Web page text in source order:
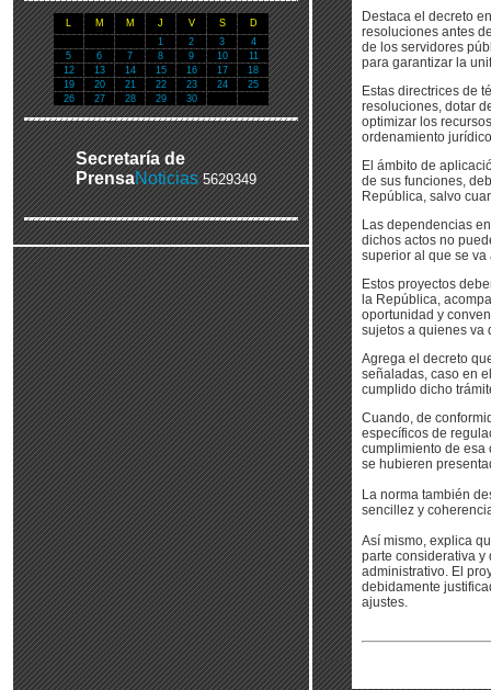
L M M J V S
D
1
2 3
4
5
6 7 8 9 10
11
12
13 14 15 16 17
18
19
20 21 22 23 24
25
26
27 28 29 30
Secretaría de
PrensaNoticias 5629349
Destaca el decreto
resoluciones antes
de los servidores
para garantizar la
Estas directrices de
resoluciones, dotar
optimizar los
ordenamiento
El ámbito de
de sus funciones,
República, salvo
Las dependencias
dichos actos no
superior al que se va
Estos proyectos
la República,
oportunidad y
sujetos a quienes va
Agrega el decreto
señaladas, caso en
cumplido dicho
Cuando, de
específicos de
cumplimiento de esa
se hubieren
La norma también
sencillez y
Así mismo, explica
parte considerativa y
administrativo. El
debidamente
ajustes.